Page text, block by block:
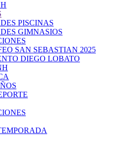
PISCINAS
GIMNASIOS
SAN SEBASTIAN 2025
DIEGO LOBATO